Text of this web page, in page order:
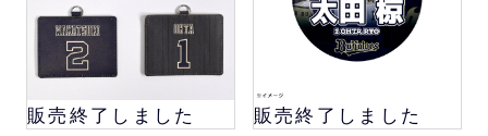
販売終了しました 販売終了しました